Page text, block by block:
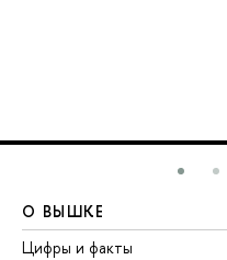
О ВЫШКЕ
Цифры и факты